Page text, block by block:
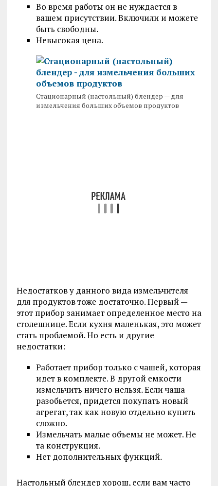
Во время работы он не нуждается в
вашем присутствии. Включили и можете
быть свободны.
Невысокая цена.
Стационарный (настольный) блендер — для
измельчения больших объемов продуктов
Недостатков у данного вида измельчителя
для продуктов тоже достаточно. Первый —
этот прибор занимает определенное место на
столешнице. Если кухня маленькая, это может
стать проблемой. Но есть и другие
недостатки:
Работает прибор только с чашей, которая
идет в комплекте. В другой емкости
измельчить ничего нельзя. Если чаша
разобьется, придется покупать новый
агрегат, так как новую отдельно купить
сложно.
Измельчать малые объемы не может. Не
та конструкция.
Нет дополнительных функций.
Настольный блендер хорош, если вам часто